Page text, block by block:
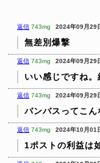
返信 743mg 2024年09月29
無差別爆撃
返信 743mg 2024年09月29
いい感じですね
返信 743mg 2024年09月29
バンバスってこ
返信 743mg 2024年10月01
1ポストの利益は